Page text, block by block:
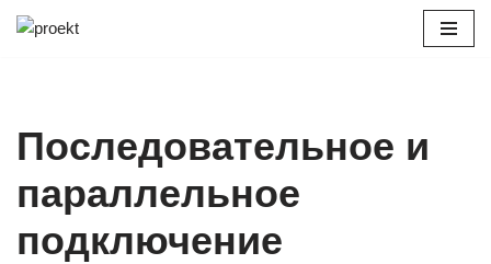
Последовательное и
параллельное
подключение